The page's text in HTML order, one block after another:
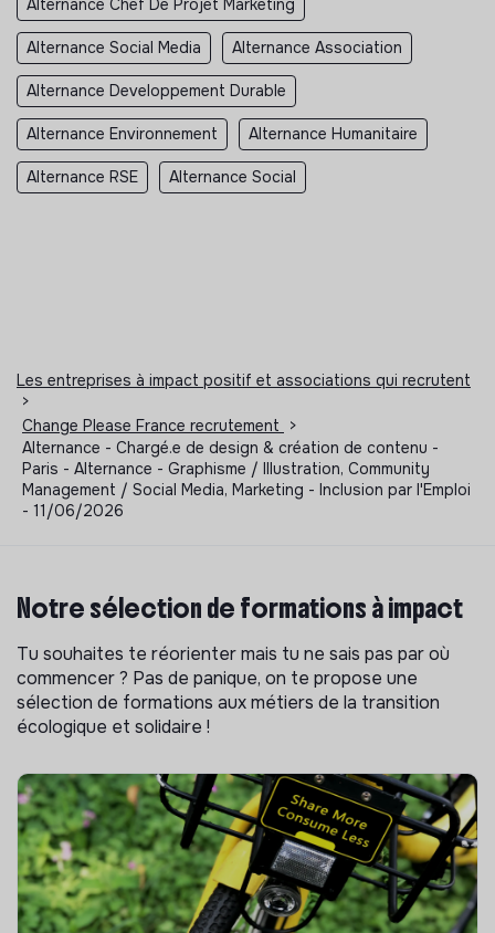
Alternance Social Media Alternance Association
Alternance Developpement Durable
Alternance Environnement Alternance Humanitaire
Alternance RSE Alternance Social
Les entreprises à impact positif et associations qui recrutent
>
Change Please France recrutement
>
Alternance - Chargé.e de design & création de contenu -
Paris - Alternance - Graphisme / Illustration, Community
Management / Social Media, Marketing - Inclusion par l'Emploi
- 11/06/2026
Notre sélection de formations à impact
Tu souhaites te réorienter mais tu ne sais pas par où
commencer ? Pas de panique, on te propose une
sélection de formations aux métiers de la transition
écologique et solidaire !